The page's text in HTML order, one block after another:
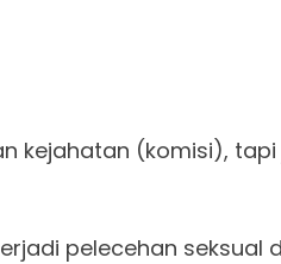
kejahatan (komisi),
pelecehan seksual